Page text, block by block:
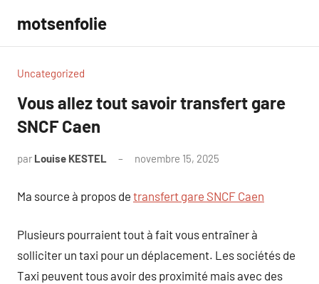
contenu
motsenfolie
Uncategorized
Vous allez tout savoir transfert gare
SNCF Caen
par Louise KESTEL novembre 15, 2025
Ma source à propos de transfert gare SNCF Caen
Plusieurs pourraient tout à fait vous entraîner à
solliciter un taxi pour un déplacement. Les sociétés de
Taxi peuvent tous avoir des proximité mais avec des